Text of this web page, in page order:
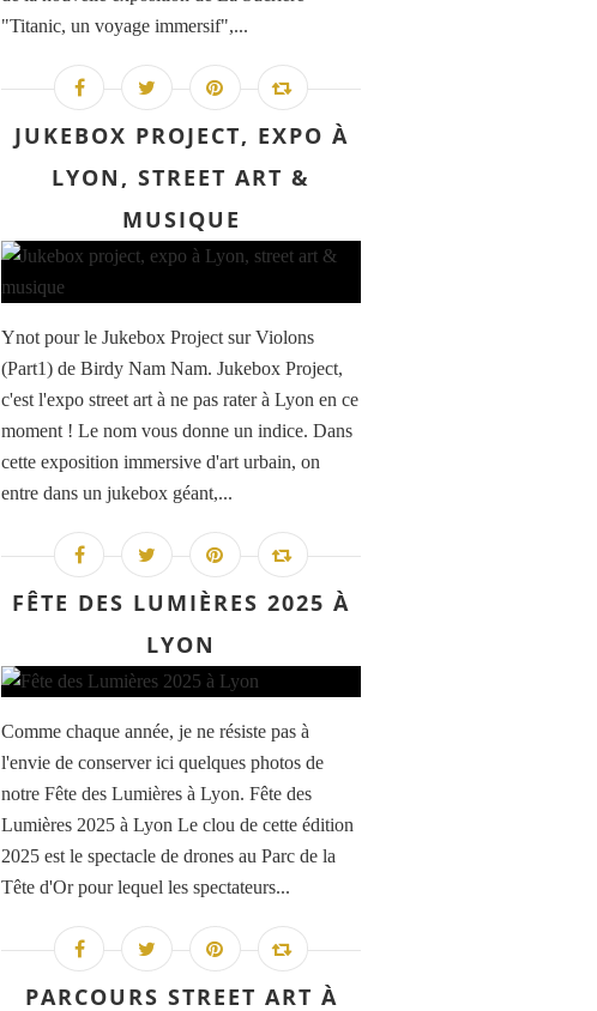
"Titanic, un voyage immersif",...
JUKEBOX PROJECT, EXPO À
LYON, STREET ART &
MUSIQUE
Ynot pour le Jukebox Project sur Violons
(Part1) de Birdy Nam Nam. Jukebox Project,
c'est l'expo street art à ne pas rater à Lyon en ce
moment ! Le nom vous donne un indice. Dans
cette exposition immersive d'art urbain, on
entre dans un jukebox géant,...
FÊTE DES LUMIÈRES 2025 À
LYON
Comme chaque année, je ne résiste pas à
l'envie de conserver ici quelques photos de
notre Fête des Lumières à Lyon. Fête des
Lumières 2025 à Lyon Le clou de cette édition
2025 est le spectacle de drones au Parc de la
Tête d'Or pour lequel les spectateurs...
PARCOURS STREET ART À